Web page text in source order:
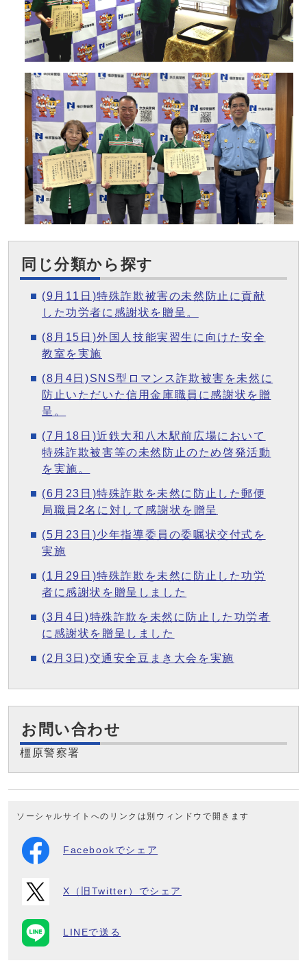
同じ分類から探す
(9月11日)特殊詐欺被害の未然防止に貢献
した功労者に感謝状を贈呈。
(8月15日)外国人技能実習生に向けた安全
教室を実施
(8月4日)SNS型ロマンス詐欺被害を未然に
防止いただいた信用金庫職員に感謝状を贈
呈。
(7月18日)近鉄大和八木駅前広場において
特殊詐欺被害等の未然防止のため啓発活動
を実施。
(6月23日)特殊詐欺を未然に防止した郵便
局職員2名に対して感謝状を贈呈
(5月23日)少年指導委員の委嘱状交付式を
実施
(1月29日)特殊詐欺を未然に防止した功労
者に感謝状を贈呈しました
(3月4日)特殊詐欺を未然に防止した功労者
に感謝状を贈呈しました
(2月3日)交通安全豆まき大会を実施
お問い合わせ
橿原警察署
ソーシャルサイトへのリンクは別ウィンドウで開きます
Facebookでシェア
X（旧Twitter）でシェア
LINEで送る